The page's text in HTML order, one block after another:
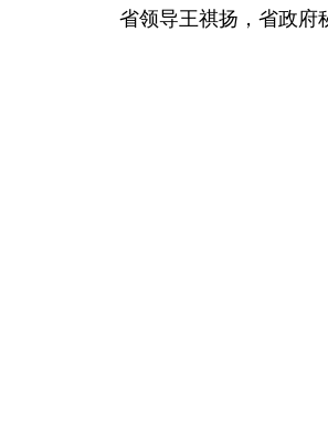
省领导王祺扬，省政府秘